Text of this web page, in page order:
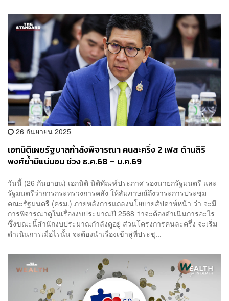
26 กันยายน 2025
เอกนิติเผยรัฐบาลกำลังพิจารณา คนละครึ่ง 2 เฟส ด้านสิริ
พงศ์ย้ำมีแน่นอน ช่วง ธ.ค.68 – ม.ค.69
วันนี้ (26 กันยายน) เอกนิติ นิติทัณฑ์ประภาศ รองนายกรัฐมนตรี และ
รัฐมนตรีว่าการกระทรวงการคลัง ให้สัมภาษณ์ถึงวาระการประชุม
คณะรัฐมนตรี (ครม.) ภายหลังการแถลงนโยบายสัปดาห์หน้า ว่า จะมี
การพิจารณาดูในเรื่องงบประมาณปี 2568 ว่าจะต้องดำเนินการอะไร
ซึ่งขณะนี้สำนักงบประมาณกำลังดูอยู่ ส่วนโครงการคนละครึ่ง จะเริ่ม
ดำเนินการเมื่อไรนั้น จะต้องนำเรื่องเข้าสู่ที่ประชุ...